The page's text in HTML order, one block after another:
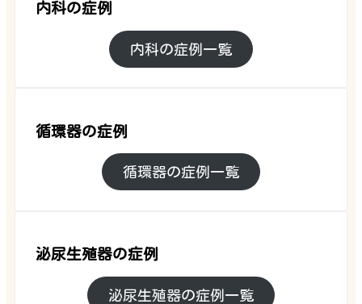
内科の症例
内科の症例一覧
循環器の症例
循環器の症例一覧
泌尿生殖器の症例
泌尿生殖器の症例一覧